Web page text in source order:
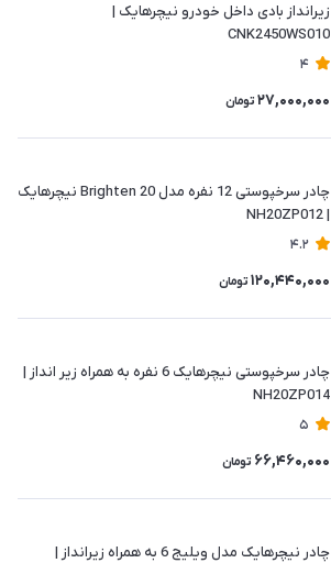
زیرانداز بادی داخل خودرو نیچرهایک |
CNK2450WS010
4
27,000,000 تومان
چادر سرخپوستی 12 نفره مدل Brighten 20 نیچرهایک
| NH20ZP012
4.2
120,440,000 تومان
چادر سرخپوستی نیچرهایک 6 نفره به همراه زیر انداز |
NH20ZP014
5
66,460,000 تومان
چادر نیچرهایک مدل ویلیج 6 به همراه زیرانداز |